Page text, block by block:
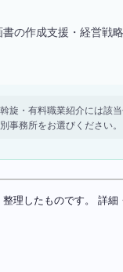
の作成支援・経営戦
・有料職業紹介には該
事務所をお選びください。
理したものです。 詳